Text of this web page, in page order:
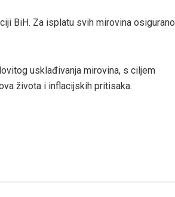
BiH. Za isplatu svih mirovina osigurano
usklađivanja mirovina, s ciljem
života i inflacijskih pritisaka.